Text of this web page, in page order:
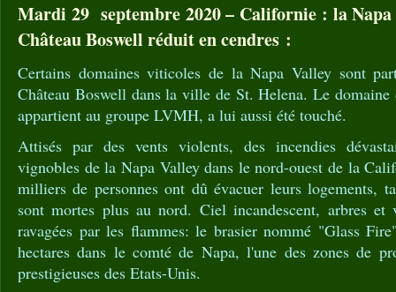
Mardi 29 septembre 2020 – Californie : la Napa
Château Boswell réduit en cendres :
Certains domaines viticoles de la Napa Valley sont
Château Boswell dans la ville de St. Helena. Le
appartient au groupe LVMH, a lui aussi été touché.
Attisés par des vents violents, des incendies
vignobles de la Napa Valley dans le nord-ouest de la
milliers de personnes ont dû évacuer leurs logements,
sont mortes plus au nord. Ciel incandescent, arbres et
ravagées par les flammes: le brasier nommé "Glass
hectares dans le comté de Napa, l'une des zones de
prestigieuses des Etats-Unis.